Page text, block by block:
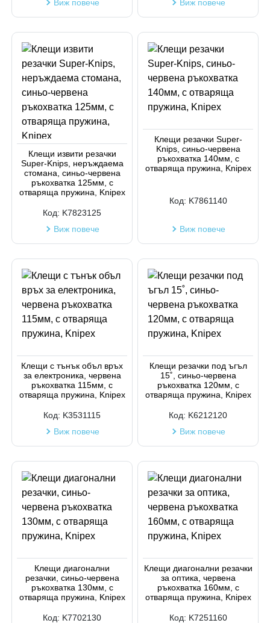
Виж повече Виж повече
Клещи извити резачки
Super-Knips, неръждаема
стомана, синьо-червена
ръкохватка 125мм, с
отваряща пружина, Knipex
Код: K7823125
Виж повече
Клещи резачки Super-
Knips, синьо-червена
ръкохватка 140мм, с
отваряща пружина, Knipex
Код: K7861140
Виж повече
Клещи с тънък объл връх
за електроника, червена
ръкохватка 115мм, с
отваряща пружина, Knipex
Код: K3531115
Виж повече
Клещи резачки под ъгъл
15˚, синьо-червена
ръкохватка 120мм, с
отваряща пружина, Knipex
Код: K6212120
Виж повече
Клещи диагонални
резачки, синьо-червена
ръкохватка 130мм, с
отваряща пружина, Knipex
Код: K7702130
Клещи диагонални резачки
за оптика, червена
ръкохватка 160мм, с
отваряща пружина, Knipex
Код: K7251160